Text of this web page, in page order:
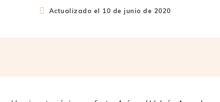
Actualizado el 10 de junio de 2020